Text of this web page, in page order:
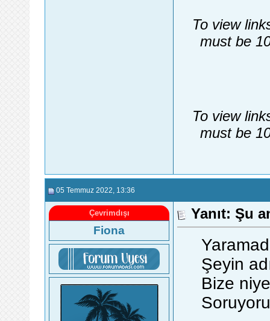
To view
must be
To view
must be
05 Temmuz 2022 , 13:36
Çevrimdışı
Fiona
Yanıt: Şu
Şeyin
Bize